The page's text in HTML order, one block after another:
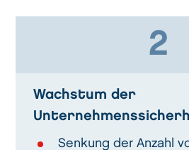
2
Wachstum der
Senkung der Anzahl